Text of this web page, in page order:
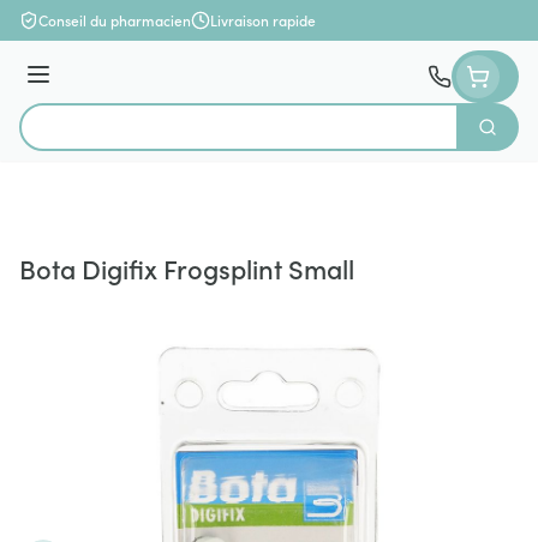
Aller au contenu
Conseil du pharmacien Livraison rapide
Menu
Rechercher
Bota Digifix Frogsplint Small